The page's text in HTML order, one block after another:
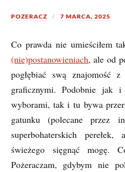
POZERACZ 7 MARCA, 2025
Co prawda nie umieściłem
(nie)postanowieniach, ale od
pogłębiać swą znajomość z
graficznymi. Podobnie jak
wyborami, tak i tu bywa
gatunku (polecane przez
superbohaterskich
świeżego sięgnąć mogę.
Pożeraczam, gdybym nie